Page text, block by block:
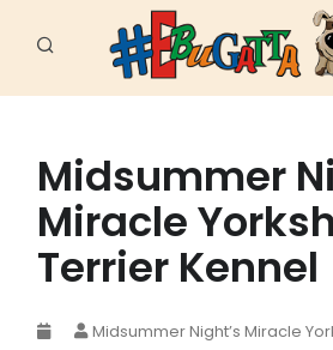
FŐOLDAL
HÍREK
CELEB
FAJTÁK
ÁLLATI JÓ HELYEK
Midsummer
Miracle
Terrier Kennel
Midsummer Night’s Miracle